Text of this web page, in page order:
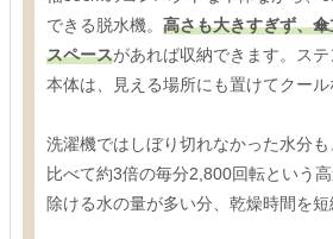
できる脱水機。 高さも大きすぎず、
スペースがあれば収納できます。ス
本体は、見える場所にも置けてクール
洗濯機ではしぼり切れなかった水分
比べて約3倍の毎分2,800回転という
除ける水の量が多い分、乾燥時間を短